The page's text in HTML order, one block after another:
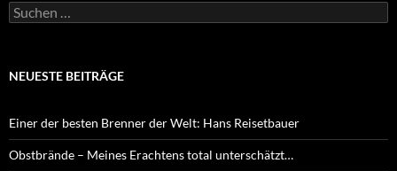
Suchen
nach:
NEUESTE BEITRÄGE
Einer der besten Brenner der Welt: Hans Reisetbauer
Obstbrände – Meines Erachtens total unterschätzt…